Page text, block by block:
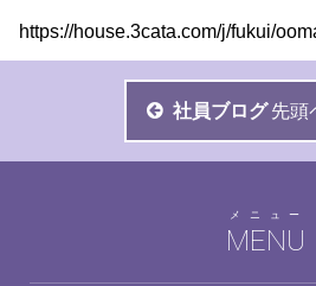
https://house.3cata.com/j/fukui/
社員ブログ 先頭
MENU
メニュー